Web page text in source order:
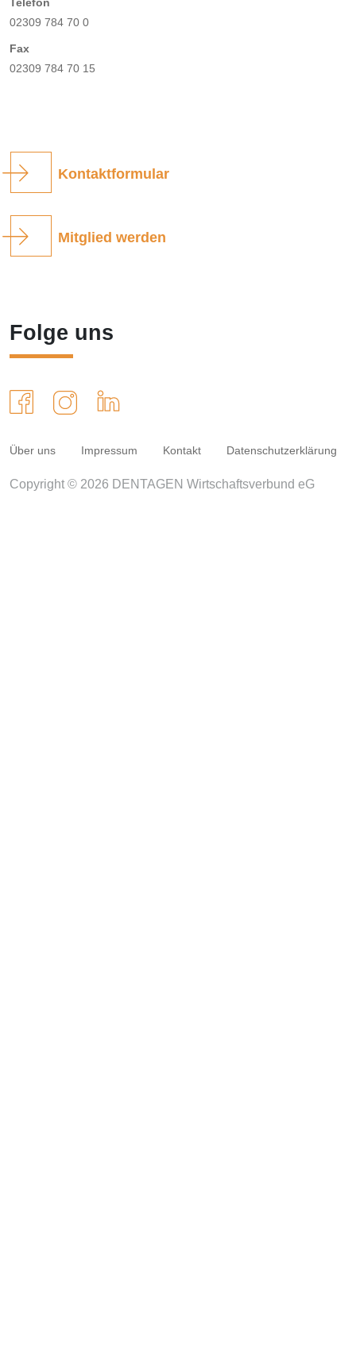
02309 784 70 0
Fax
02309 784 70 15
Kontaktformular
Mitglied werden
Folge uns
Über uns Impressum Kontakt Datenschutzerklärung
Copyright © 2026 DENTAGEN Wirtschaftsverbund eG